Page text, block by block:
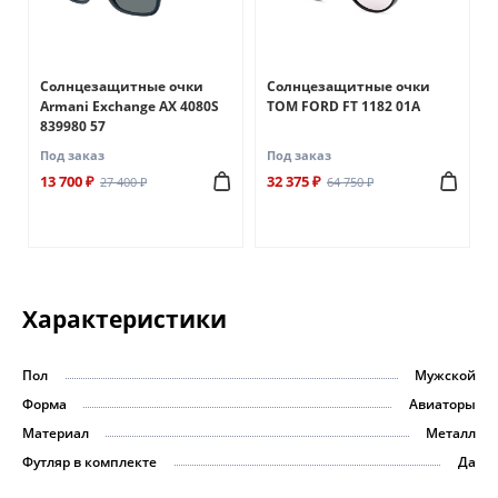
Солнцезащитные очки
Armani Exchange AX 4080S
839980 57
Под заказ
13 700 ₽ 27 400 ₽
Солнцезащитные очки
TOM FORD FT 1182 01A
Под заказ
32 375 ₽ 64 750 ₽
Характеристики
Пол
Мужской
Форма
Авиаторы
Материал
Металл
Футляр в комплекте
Да